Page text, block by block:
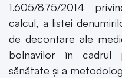
1.605/875/2014
calcul, a listei
de decontare ale
bolnavilor în cadrul
sănătate și a